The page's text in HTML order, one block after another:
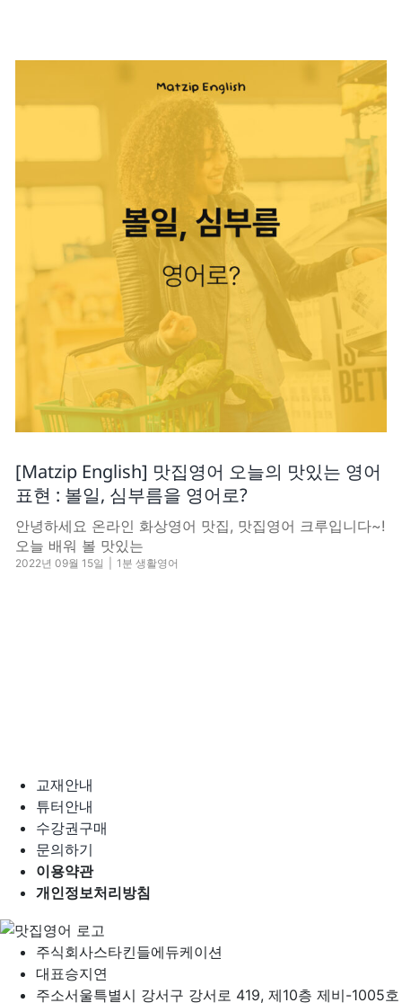
[Matzip English] 맛집영어 오늘의 맛있는 영어
표현 : 볼일, 심부름을 영어로?
안녕하세요 온라인 화상영어 맛집, 맛집영어 크루입니다~!
오늘 배워 볼 맛있는
2022년 09월 15일 1분 생활영어
교재안내
튜터안내
수강권구매
문의하기
이용약관
개인정보처리방침
주식회사스타킨들에듀케이션
대표승지연
주소서울특별시 강서구 강서로 419, 제10층 제비-1005호